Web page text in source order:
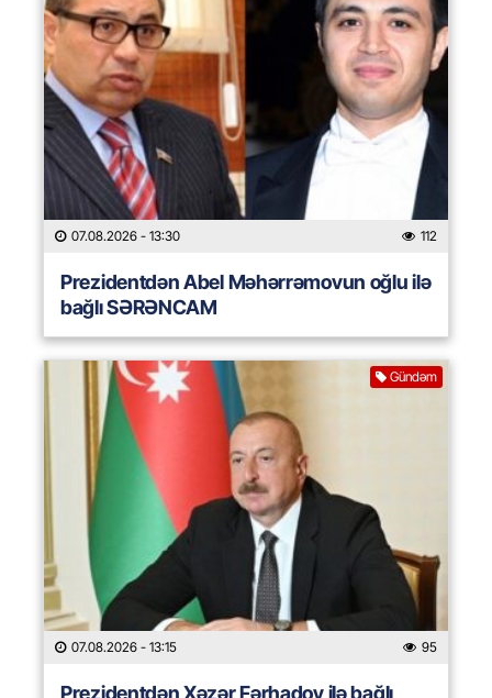
07.08.2026 - 13:30 112
Prezidentdən Abel Məhərrəmovun oğlu ilə
bağlı SƏRƏNCAM
Gündəm
07.08.2026 - 13:15 95
Prezidentdən Xəzər Fərhadov ilə bağlı